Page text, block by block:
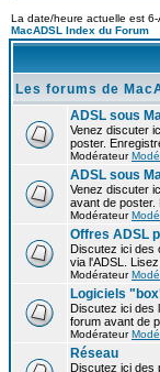
La date/heure actuelle est
MacADSL Index du Forum
Les forums de
ADSL sous
Venez discuter
poster.
Modérateur
ADSL sous
Venez discuter
avant de poster.
Modérateur
Offres ADSL
Discutez ici des
via l'ADSL.
Modérateur
Logiciels
Discutez ici des
forum avant de
Modérateur
Réseau
Discutez ici des